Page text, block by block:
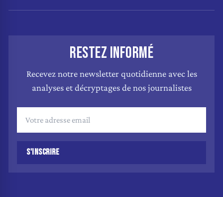
RESTEZ INFORMÉ
Recevez notre newsletter quotidienne avec les
analyses et décryptages de nos journalistes
S'INSCRIRE